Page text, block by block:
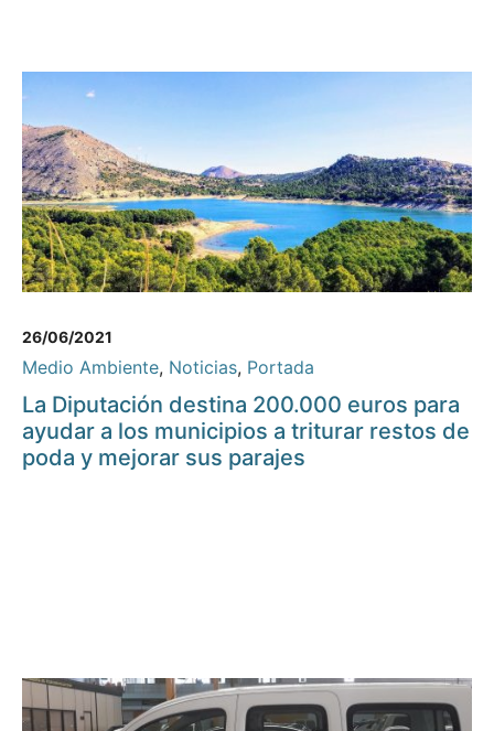
26/06/2021
Medio Ambiente, Noticias, Portada
La Diputación destina 200.000 euros para
ayudar a los municipios a triturar restos de
poda y mejorar sus parajes